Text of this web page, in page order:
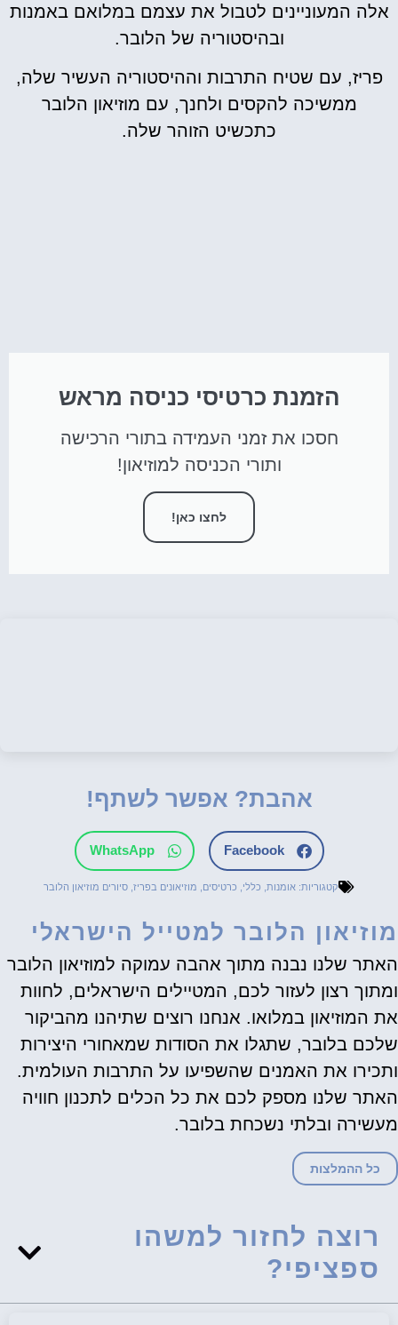
אלה המעוניינים לטבול את עצמם במלואם באמנות
ובהיסטוריה של הלובר.
פריז, עם שטיח התרבות וההיסטוריה העשיר שלה,
ממשיכה להקסים ולחנך, עם מוזיאון הלובר
כתכשיט הזוהר שלה.
הזמנת כרטיסי כניסה מראש
חסכו את זמני העמידה בתורי הרכישה
ותורי הכניסה למוזיאון!
לחצו כאן!
אהבת? אפשר לשתף!
Facebook
WhatsApp
קטגוריות: אומנות כללי כרטיסים מוזיאונים בפריז סיורים מוזיאון הלובר
מוזיאון הלובר למטייל הישראלי
האתר שלנו נבנה מתוך אהבה עמוקה למוזיאון הלובר
ומתוך רצון לעזור לכם, המטיילים הישראלים, לחוות
את המוזיאון במלואו. אנחנו רוצים שתיהנו מהביקור
שלכם בלובר, שתגלו את הסודות שמאחורי היצירות
ותכירו את האמנים שהשפיעו על התרבות העולמית.
האתר שלנו מספק לכם את כל הכלים לתכנון חוויה
מעשירה ובלתי נשכחת בלובר.
כל ההמלצות
רוצה לחזור למשהו
ספציפי?